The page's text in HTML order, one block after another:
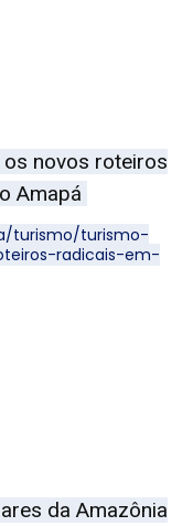
os novos roteiros
Amapá
turismo/turismo-
radicais-em-
da Amazônia